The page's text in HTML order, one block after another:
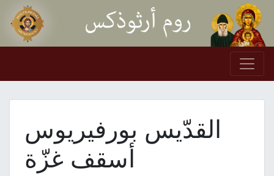
Skip to content
Main Navigation
القدّيس بورفيريوس
أسقف غزّة